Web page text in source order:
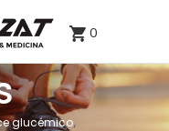
0
glucémico,